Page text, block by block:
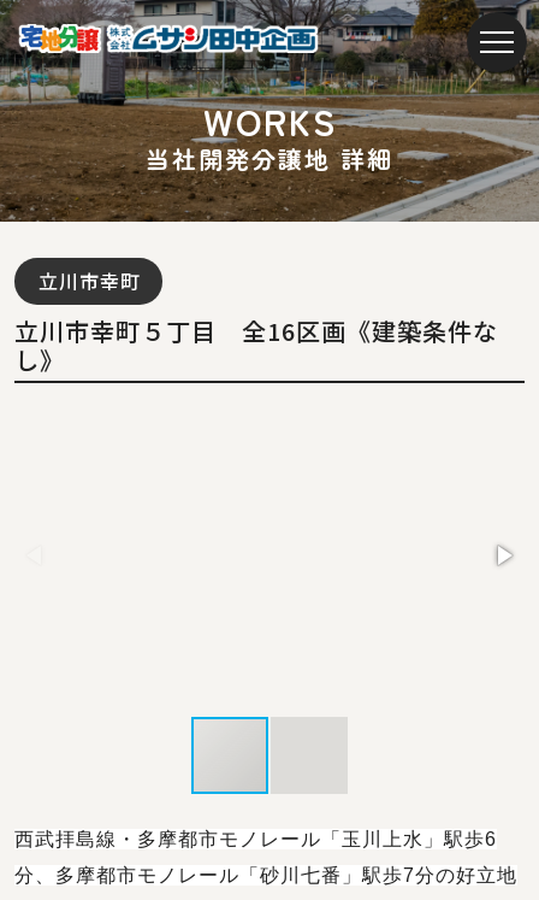
WORKS
当社開発分譲地 詳細
立川市幸町
立川市幸町５丁目 全16区画《建築条件な
し》
西武拝島線・多摩都市モノレール「玉川上水」駅歩6
分、多摩都市モノレール「砂川七番」駅歩7分の好立地